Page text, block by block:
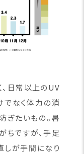
日常以上のUV
なく体力の消
ぎたいもの。暑
ちですが、手足
が手間になり